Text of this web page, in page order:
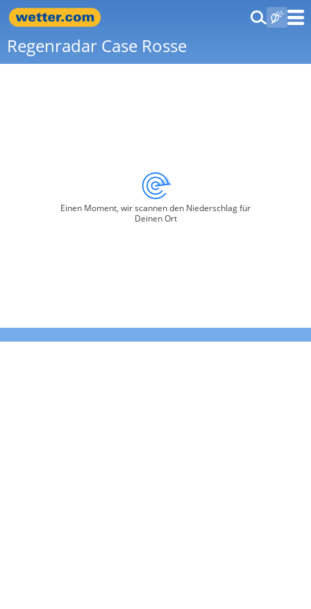
Regenradar Case Rosse
Einen Moment, wir scannen den Niederschlag für
Deinen Ort